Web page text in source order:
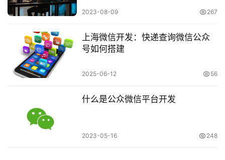
2023-08-09 267
上海微信开发：快递查询微信公众
号如何搭建
2025-06-12 56
什么是公众微信平台开发
2023-05-16 248